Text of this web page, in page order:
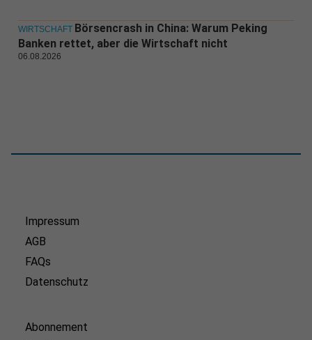
WIRTSCHAFT Börsencrash in China: Warum Peking
Banken rettet, aber die Wirtschaft nicht
06.08.2026
Impressum
AGB
FAQs
Datenschutz
Abonnement